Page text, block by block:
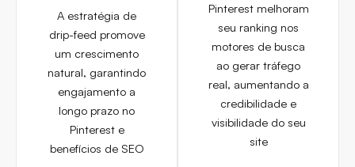
A estratégia de
drip-feed promove
um crescimento
natural, garantindo
engajamento a
longo prazo no
Pinterest e
benefícios de SEO
Pinterest melhoram
seu ranking nos
motores de busca
ao gerar tráfego
real, aumentando a
credibilidade e
visibilidade do seu
site